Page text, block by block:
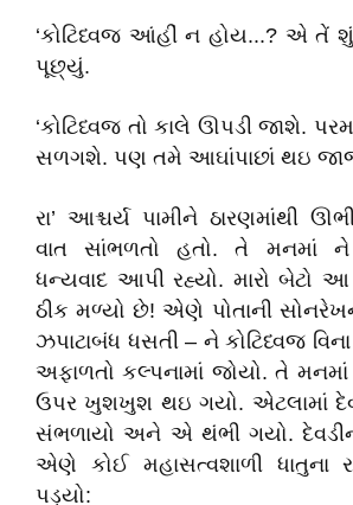
‘કોટિધ્વજ આંહીં ન હોય...? એ તેં
પૂછ્યું.
‘કોટિધ્વજ તો કાલે ઊપડી જાશે.
સળગશે. પણ તમે આઘાંપાછાં થઇ
રા’ આશ્ચર્ય પામીને ઠારણમાંથી
વાત સાંભળતો હતો. તે મનમાં
ધન્યવાદ આપી રહ્યો. મારો બેટો
ઠીક મળ્યો છે! એણે પોતાની
ઝપાટાબંધ ધસતી – ને કોટિધ્વજ
અફાળતો કલ્પનામાં જોયો. તે
ઉપર ખુશખુશ થઇ ગયો. એટલામાં
સંભળાયો અને એ થંભી ગયો.
એણે કોઈ મહાસત્વશાળી ધાતુના
પડ્યો: